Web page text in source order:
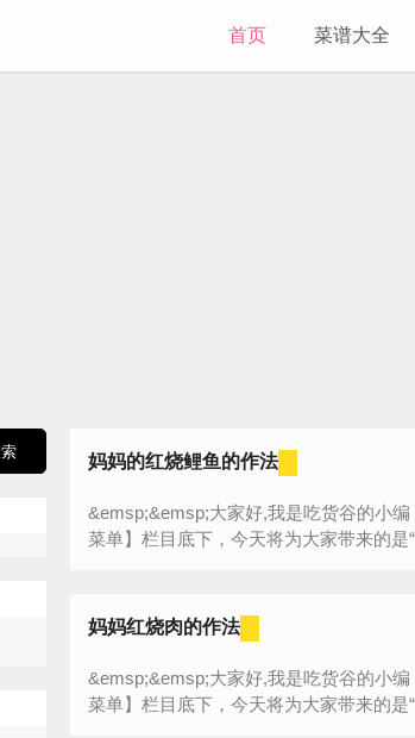
首页 菜谱大全
妈妈的红烧鲤鱼的作法
&emsp;&emsp;大家好,我是吃货谷的小
菜单】栏目底下，今天将为大家带来的
妈妈红烧肉的作法
&emsp;&emsp;大家好,我是吃货谷的小
菜单】栏目底下，今天将为大家带来的